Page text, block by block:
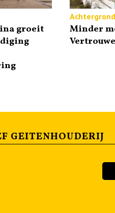
groeit
Achtergrond
Minder
GEITENHOUDERIJ